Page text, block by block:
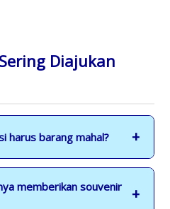
Diajukan
harus barang mahal?
memberikan souvenir